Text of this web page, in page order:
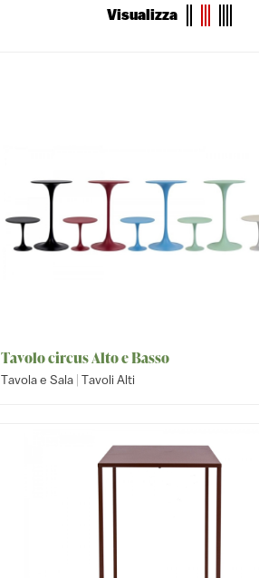
Visualizza
Tavolo circus Alto e Basso
Tavola e Sala | Tavoli Alti